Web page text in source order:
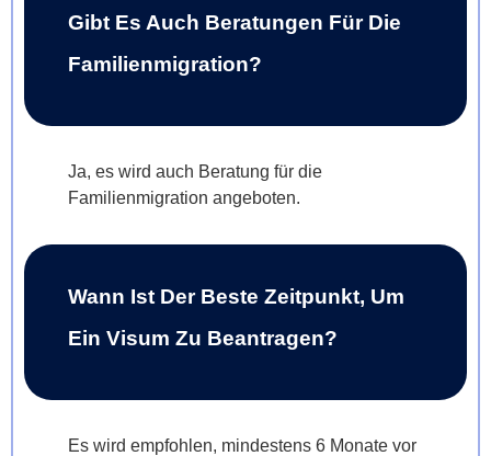
Gibt Es Auch Beratungen Für Die
Familienmigration?
Ja, es wird auch Beratung für die
Familienmigration angeboten.
Wann Ist Der Beste Zeitpunkt, Um
Ein Visum Zu Beantragen?
Es wird empfohlen, mindestens 6 Monate vor